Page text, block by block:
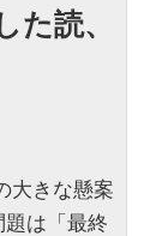
た読、
きな懸案
題は「最終